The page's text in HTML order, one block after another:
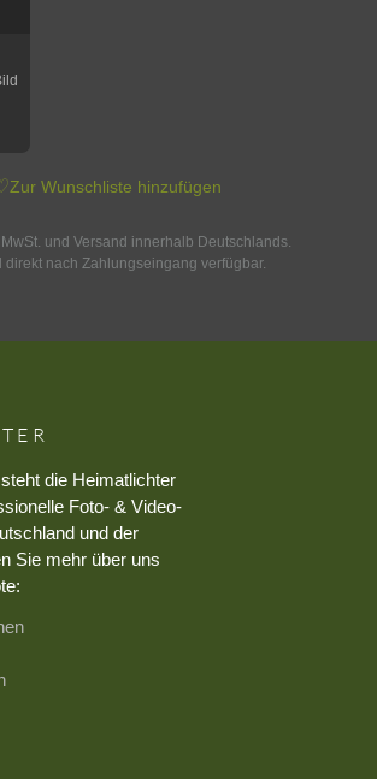
Zur Wunschliste hinzufügen
und Versand innerhalb Deutschlands.
direkt nach Zahlungseingang verfügbar.
steht die Heimatlichter
Foto- & Video-
und der
Sie mehr über uns